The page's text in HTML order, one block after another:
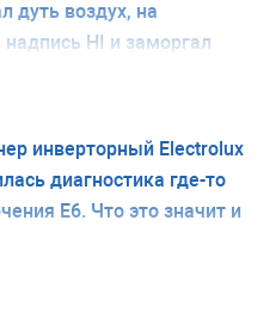
дуть воздух, на
HI и заморгал
На улице +8,
инверторный Electrolux
диагностика где-то
Е6. Что это значит и